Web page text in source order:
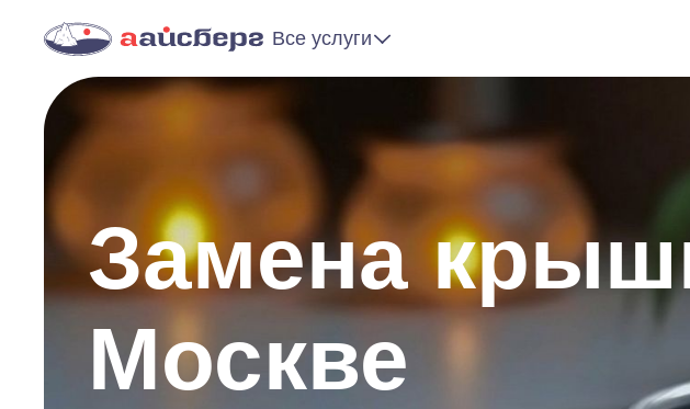
Все услуги
Замена
Москве